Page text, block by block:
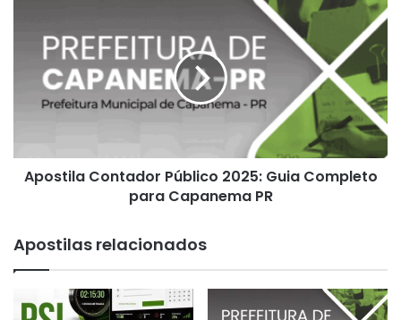
Público
2025:
Completo
PR
Apostila Contador Público 2025: Guia Completo
para Capanema PR
Apostilas relacionados